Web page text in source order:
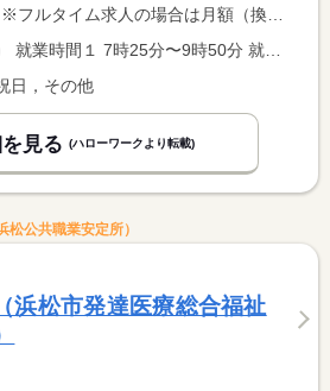
合は月額（換算額）、パート求人の場合は時間額を表示しています。
日，その他
見る (ハローワークより転載)
公共職業安定所）
浜松市発達医療総合福祉